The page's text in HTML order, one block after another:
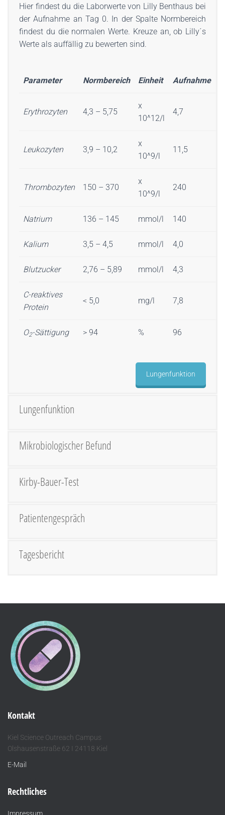
Hier findest du die Laborwerte von Lilly Benthaus bei
der Aufnahme an Tag 0. In der Spalte Normbereich
findest du die normalen Werte. Kreuze an, ob Lilly´s
Werte als auffällig zu bewerten sind.
Parameter Normbereich Einheit Aufnahme
Erythrozyten 4,3 – 5,75
x
10^12/l
4,7
Leukozyten 3,9 – 10,2
x
10^9/l
11,5
Thrombozyten 150 – 370
x
10^9/l
240
Natrium 136 – 145 mmol/l 140
Kalium 3,5 – 4,5 mmol/l 4,0
Blutzucker 2,76 – 5,89 mmol/l 4,3
C-reaktives
Protein
< 5,0 mg/l 7,8
O2-Sättigung > 94 % 96
Lungenfunktion
Lungenfunktion
Mikrobiologischer Befund
Kirby-Bauer-Test
Patientengespräch
Tagesbericht
Kontakt
Kiel Science Outreach Campus
Olshausenstraße 62 I 24118 Kiel
E-Mail
Rechtliches